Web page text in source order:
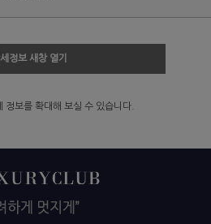
정보 새창 열기
정보를 확대해 보실 수 있습니다.